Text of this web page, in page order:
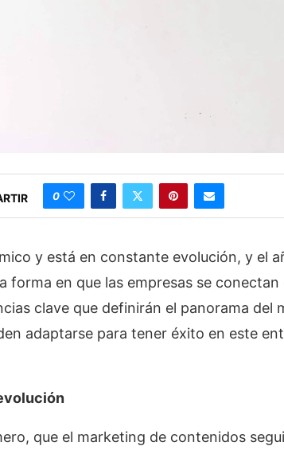
0
y está en constante evolución, y el
forma en que las empresas se conectan
clave que definirán el panorama del
adaptarse para tener éxito en este
que el marketing de contenidos